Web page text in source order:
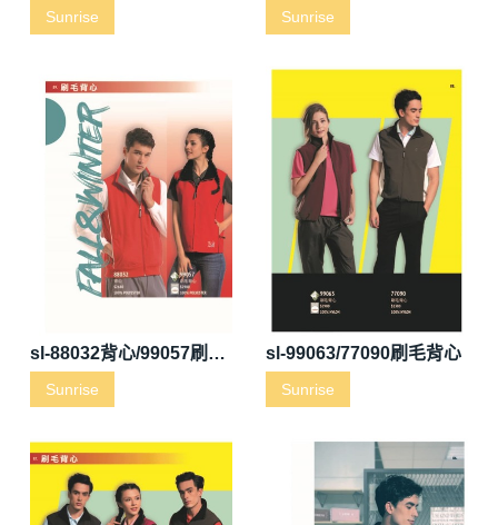
Sunrise Sunrise
sl-88032背心/99057刷毛背心
Sunrise
sl-99063/77090刷毛背心
Sunrise